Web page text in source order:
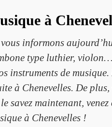
à
informons
type luthier,
instruments de
à Chenevelles. De
savez maintenant,
à Chenevelles !